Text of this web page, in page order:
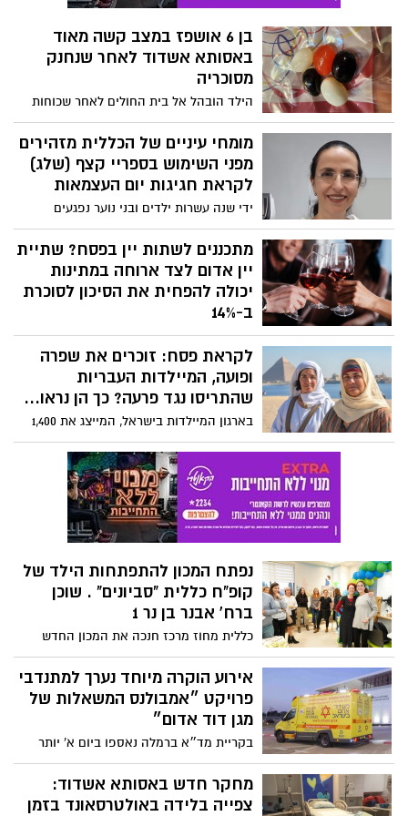
"התינוק גנח בן יובל מוכיח שיש ניסים בעולם"
בן 6 אושפז במצב קשה מאוד
באסותא אשדוד לאחר שנחנק
מסוכריה
הילד הובהל אל בית החולים לאחר שכוחות
ההצלה ביצעו בו החייאה. לאחר ייצוב מצבו,
הוא הועבר להמשך טיפול במחלקת טיפול
נמרץ ילדים של ביה"ח. מצבו מוגדר קשה
מאוד והוא מורדם ומונשם
מומחי עיניים של הכללית מזהירים
מפני השימוש בספריי קצף (שלג)
לקראת חגיגות יום העצמאות
ידי שנה עשרות ילדים ובני נוער נפגעים
בחגיגות יום העצמאות וסובלים מפגיעות
בעיניים עקב שימוש בתרסיסי שלג״ מציינת
ד"ר אורלי ווסוקי ליאור, מומחית ברפואת
עיניים לילדים, מחוז מרכז כללית
מתכננים לשתות יין בפסח? שתיית
יין אדום לצד ארוחה במתינות
יכולה להפחית את הסיכון לסוכרת
ב-14%
במחקר שהתפרסם בספרד נמצא כי יין משפר
את תגובת הגוף לאינסולין, פרופ' חוליו
ויינשטיין: "מחקר זה מצטרף למחקר שנעשה
ביחידה לניהול הסוכרת בוולפסון בו נמצא כי
של 3-4 כוסות בשבוע, עשויה למנוע את
התפרצות המחלה"
לקראת פסח: זוכרים את שפרה
ופועה, המיילדות העבריות
שהתריסו נגד פרעה? כך הן נראו...
בארגון המיילדות בישראל, המייצג את 1,400
המיילדות בישראל (ראו גם בוידאו) זוכרים את
שפרה ופועה, המיילדות העבריות שהתריסו
נגד פרעה אשר ציווה עליהן " כל זכר היילוד,
היאורה תשליכוהו".- והם בקשו מתוכנת בינה
מלאכותית ליצור תמונה שלהן... ארגון
המיילדות בישראל, מגיש לכם עובדות
מלאכותית, על המיילדות האמיצות שמילאו
תפקיד חיוני בעיצוב מהלך ההיסטוריה של
עמנו.
נפתח המכון להתפתחות הילד של
קופ"ח כללית "סביונים" . שוכן
ברח' אבנר בן נר 1
כללית מחוז מרכז חנכה את המכון החדש
להתפתחות הילד סביונים. יספק מגוון
טיפולים התפתחותיים על ידי צוות רב מקצועי
ומנוסה שכולל רופאים מומחים, קלינאיות
תקשורת, מרפאות בעיסוק, פיזיותרפיסטיות
ועובדת סוציאלית-קלינית.
אירוע הוקרה מיוחד נערך למתנדבי
פרויקט ״אמבולנס המשאלות של
מגן דוד אדום״
בקריית מד״א ברמלה נאספו ביום א' יותר
מ-100 מתנדבי מד"א, חובשים ופאראמדיקים
מכל רחבי הארץ המגשימים את חלומם של
החולים באמצעות אמבולנס המשאלות.
מחקר חדש באסותא אשדוד:
צפייה בלידה באולטרסאונד בזמן